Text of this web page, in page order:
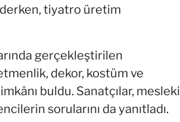
tiyatro üretim
gerçekleştirilen
dekor, kostüm ve
buldu. Sanatçılar, mesleki
sorularını da yanıtladı.